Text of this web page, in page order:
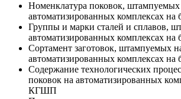
Номенклатура поковок, штампуемых
автоматизированных комплексах
Группы и марки сталей и сплавов,
автоматизированных комплексах
Сортамент заготовок, штампуемых
автоматизированных комплексах
Содержание технологических
поковок на автоматизированных
КГШП